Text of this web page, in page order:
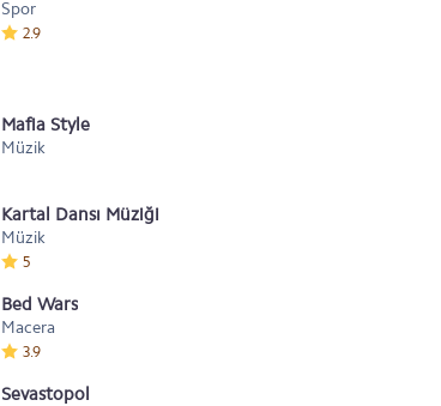
Spor
2.9
Mafia Style
Müzik
Kartal Dansı Müziği
Müzik
5
Bed Wars
Macera
3.9
Sevastopol